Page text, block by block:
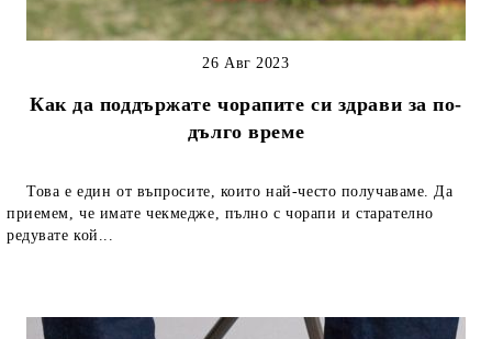
Как да поддържате чорапите си здрави за по-
дълго време
26 Авг 2023
Това е един от въпросите, които най-често получаваме. Да
приемем, че имате чекмедже, пълно с чорапи и старателно
редувате кой...